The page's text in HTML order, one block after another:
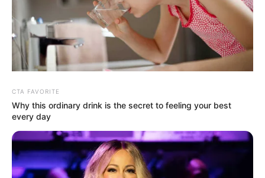
Welle reißt
Touristen ins
Meer!
Albtraum
auf
Urlaubsinsel
Gigantische
Welle zieht
Touristen ins
Meer!
Tragödie
erschüttert
Gigantische
Welle zieht
mehrere
Touristen ins
Meer!
Albtraum
Urlaubsinsel
CTA FAVORITE
Why this ordinary drink is the secret to feeling your best
every day